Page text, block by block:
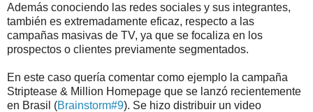
Además conociendo las redes sociales y sus integrantes,
también es extremadamente eficaz, respecto a las
campañas masivas de TV, ya que se focaliza en los
prospectos o clientes previamente segmentados.
En este caso quería comentar como ejemplo la campaña
Striptease & Million Homepage que se lanzó recientemente
en Brasil (Brainstorm#9). Se hizo distribuir un video